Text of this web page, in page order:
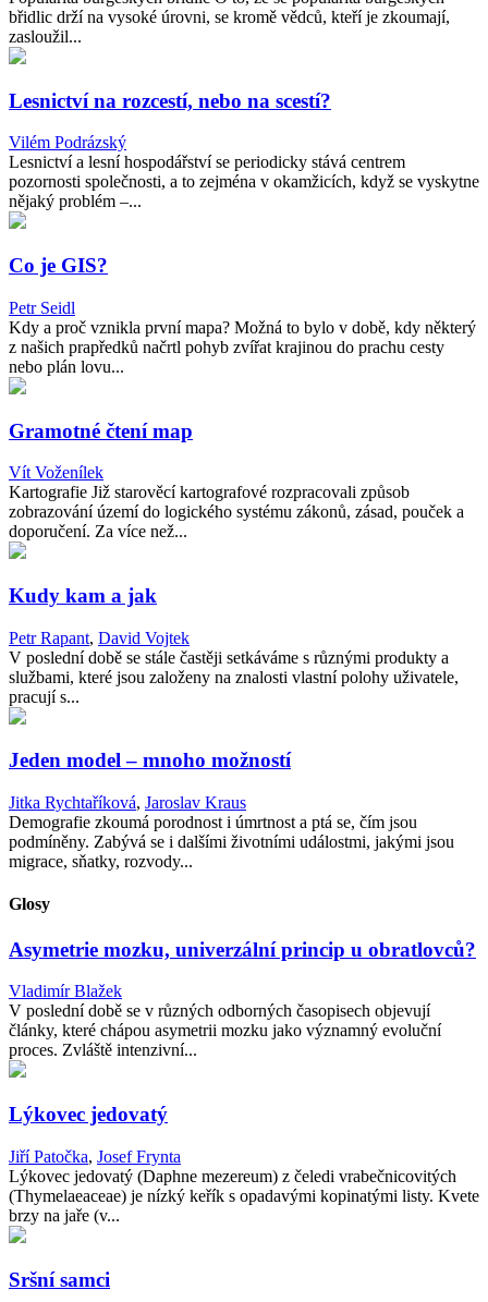
břidlic drží na vysoké úrovni, se kromě vědců, kteří je zkoumají,
zasloužil...
Lesnictví na rozcestí, nebo na scestí?
Vilém Podrázský
Lesnictví a lesní hospodářství se periodicky stává centrem
pozornosti společnosti, a to zejména v okamžicích, když se vyskytne
nějaký problém –...
Co je GIS?
Petr Seidl
Kdy a proč vznikla první mapa? Možná to bylo v době, kdy některý
z našich prapředků načrtl pohyb zvířat krajinou do prachu cesty
nebo plán lovu...
Gramotné čtení map
Vít Voženílek
Kartografie Již starověcí kartografové rozpracovali způsob
zobrazování území do logického systému zákonů, zásad, pouček a
doporučení. Za více než...
Kudy kam a jak
Petr Rapant, David Vojtek
V poslední době se stále častěji setkáváme s různými produkty a
službami, které jsou založeny na znalosti vlastní polohy uživatele,
pracují s...
Jeden model – mnoho možností
Jitka Rychtaříková, Jaroslav Kraus
Demografie zkoumá porodnost i úmrtnost a ptá se, čím jsou
podmíněny. Zabývá se i dalšími životními událostmi, jakými jsou
migrace, sňatky, rozvody...
Glosy
Asymetrie mozku, univerzální princip u obratlovců?
Vladimír Blažek
V poslední době se v různých odborných časopisech objevují
články, které chápou asymetrii mozku jako významný evoluční
proces. Zvláště intenzivní...
Lýkovec jedovatý
Jiří Patočka, Josef Frynta
Lýkovec jedovatý (Daphne mezereum) z čeledi vrabečnicovitých
(Thymelaeaceae) je nízký keřík s opadavými kopinatými listy. Kvete
brzy na jaře (v...
Sršní samci